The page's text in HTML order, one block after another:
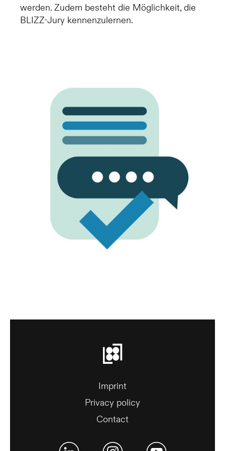
werden. Zudem besteht die Möglichkeit, die
BLIZZ-Jury kennenzulernen.
Imprint
Privacy policy
Contact